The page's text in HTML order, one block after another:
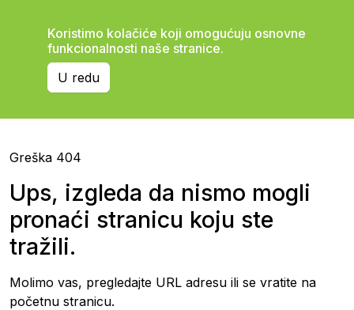
Koristimo kolačiće koji omogućuju osnovne
funkcionalnosti naše stranice.
U redu
Greška 404
Ups, izgleda da nismo mogli
pronaći stranicu koju ste
tražili.
Molimo vas, pregledajte URL adresu ili se vratite na
početnu stranicu.